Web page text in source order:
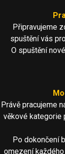
Připravujeme
spuštění vás
O spuštění
Právě pracujeme
věkové kategorie
Po dokončení
omezení